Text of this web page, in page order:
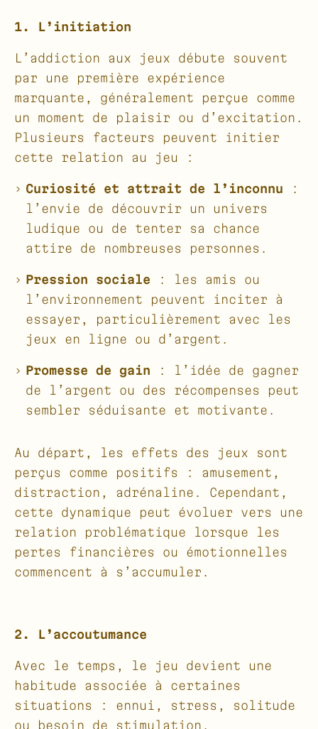
1. L’initiation
L’addiction aux jeux débute souvent
par une première expérience
marquante, généralement perçue comme
un moment de plaisir ou d’excitation.
Plusieurs facteurs peuvent initier
cette relation au jeu :
Curiosité et attrait de l’inconnu :
l’envie de découvrir un univers
ludique ou de tenter sa chance
attire de nombreuses personnes.
Pression sociale : les amis ou
l’environnement peuvent inciter à
essayer, particulièrement avec les
jeux en ligne ou d’argent.
Promesse de gain : l’idée de gagner
de l’argent ou des récompenses peut
sembler séduisante et motivante.
Au départ, les effets des jeux sont
perçus comme positifs : amusement,
distraction, adrénaline. Cependant,
cette dynamique peut évoluer vers une
relation problématique lorsque les
pertes financières ou émotionnelles
commencent à s’accumuler.
2. L’accoutumance
Avec le temps, le jeu devient une
habitude associée à certaines
situations : ennui, stress, solitude
ou besoin de stimulation.